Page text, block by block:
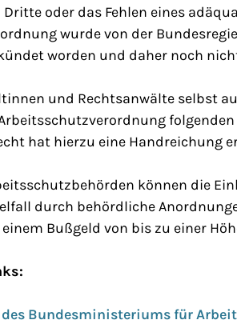
oder das Fehlen eines
wurde von der
worden und daher noch
und Rechtsanwälte selbst
folgenden
hat hierzu eine Handreichung
können die
durch behördliche
Bußgeld von bis zu einer
Bundesministeriums für Arbeit